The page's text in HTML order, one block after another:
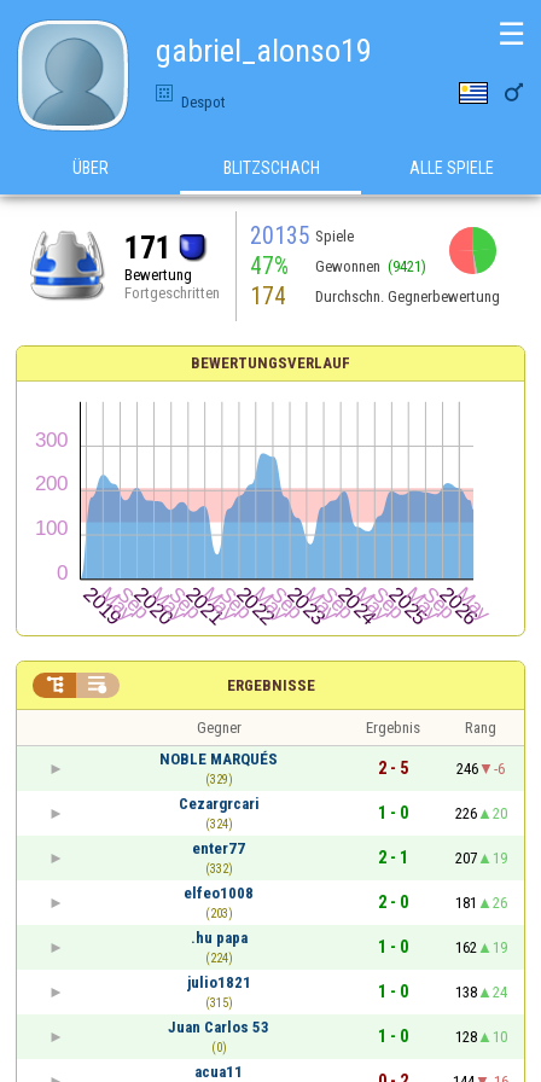
gabriel_alonso19
Despot 
☰
ÜBER BLITZSCHACH ALLE SPIELE
171
Bewertung
Fortgeschritten
20135 Spiele
47% Gewonnen (9421)
174 Durchschn. Gegnerbewertung
BEWERTUNGSVERLAUF
ERGEBNISSE
 
Gegner Ergebnis
Rang
NOBLE MARQUÉS
(329)
2 - 5 246
-6
Cezargrcari
(324)
1 - 0 226
20
enter77
(332)
2 - 1 207
19
elfeo1008
(203)
2 - 0 181
26
.hu papa
(224)
1 - 0 162
19
julio1821
(315)
1 - 0 138
24
Juan Carlos 53
(0)
1 - 0 128
10
acua11